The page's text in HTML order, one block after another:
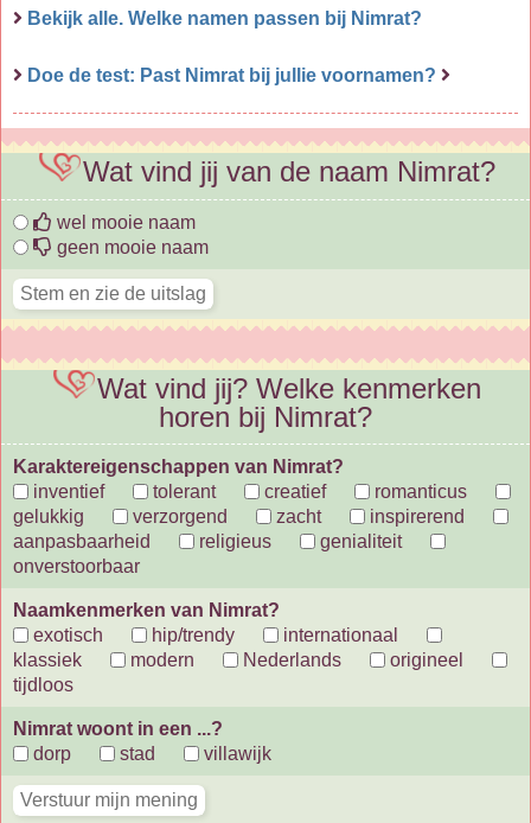
Bekijk alle. Welke namen passen bij Nimrat?
Doe de test: Past Nimrat bij jullie voornamen?
Wat vind jij van de naam Nimrat?
wel mooie naam
geen mooie naam
Wat vind jij? Welke kenmerken
horen bij Nimrat?
Karaktereigenschappen van Nimrat?
inventief
tolerant creatief
romanticus
gelukkig
verzorgend zacht
inspirerend
aanpasbaarheid
religieus
genialiteit
onverstoorbaar
Naamkenmerken van Nimrat?
exotisch
hip/trendy
internationaal
klassiek
modern Nederlands
origineel
tijdloos
Nimrat woont in een ...?
dorp
stad villawijk